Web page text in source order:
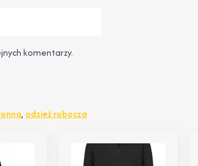
komentarzy.
, odzież robocza